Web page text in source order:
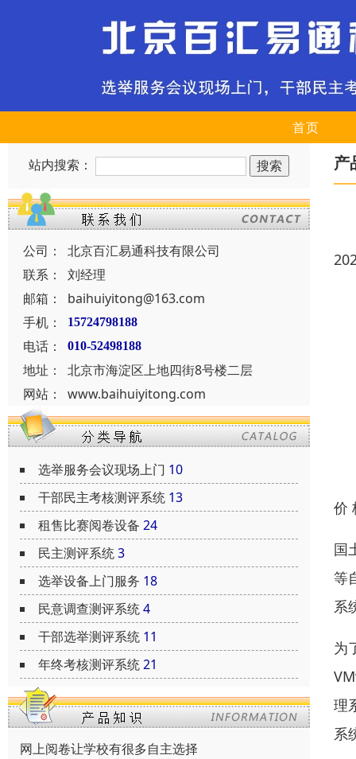
首页
站内搜索：
公司：
北京百汇易通科技有限公司
联系：
刘经理
邮箱：
baihuiyitong@163.com
手机：
15724798188
电话： 010-52498188
地址：
北京市海淀区上地四街8号楼二层
网站：
www.baihuiyitong.com
选举服务会议现场上门 10
干部民主考核测评系统 13
租售比赛阅卷设备 24
民主测评系统3
选举设备上门服务 18
民意调查测评系统4
干部选举测评系统 11
年终考核测评系统21
网上阅卷让学校有很多自主选择
产
价
国
等
系
为
理
系